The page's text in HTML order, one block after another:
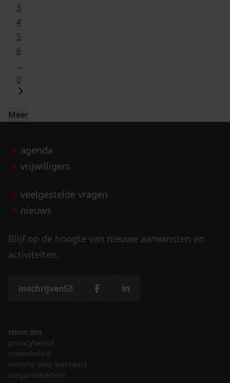
3
4
5
6
...
0
Meer
agenda
vrijwilligers
veelgestelde vragen
nieuws
Blijf op de hoogte van nieuwe aanwinsten en
activiteiten.
inschrijven
steun ons
privacybeleid
cookiebeleid
website door webreact
toegankelijkheid